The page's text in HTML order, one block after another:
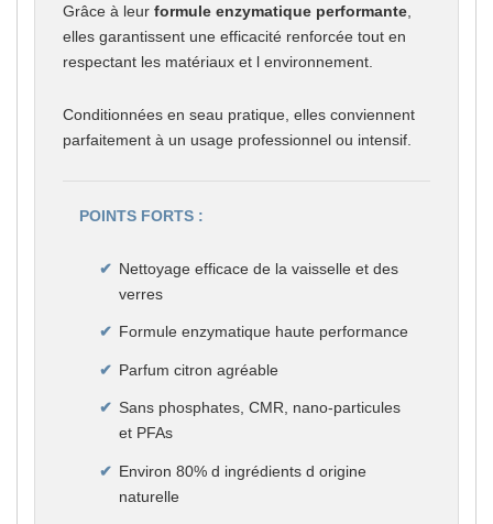
Grâce à leur formule enzymatique performante
elles garantissent une efficacité renforcée tout en
respectant les matériaux et l environnement.
Conditionnées en seau pratique, elles conviennent
parfaitement à un usage professionnel ou intensif.
POINTS FORTS :
Nettoyage efficace de la vaisselle et des
verres
Formule enzymatique haute performance
Parfum citron agréable
Sans phosphates, CMR, nano-particules
et PFAs
Environ 80% d ingrédients d origine
naturelle